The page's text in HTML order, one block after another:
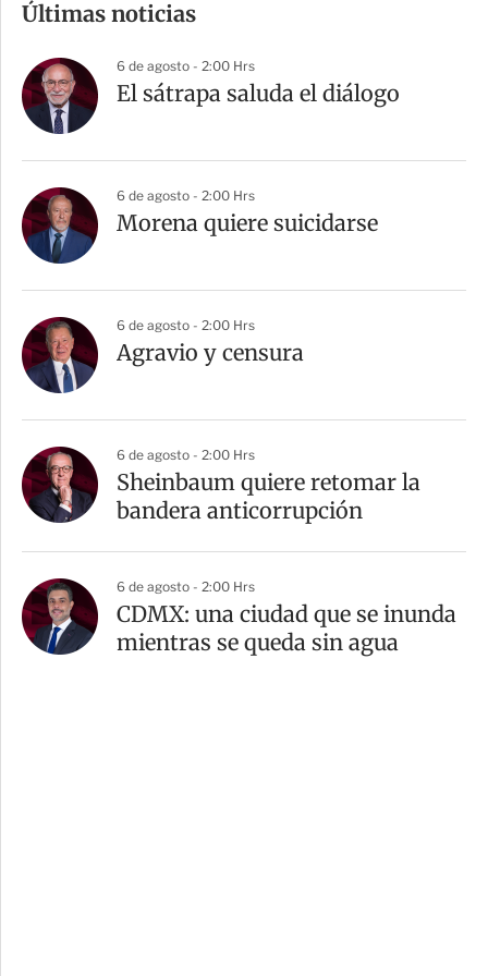
p
a
r
t
Últimas noticias
6 de agosto - 2:00 Hrs
El sátrapa saluda el diálogo
6 de agosto - 2:00 Hrs
Morena quiere suicidarse
6 de agosto - 2:00 Hrs
Agravio y censura
6 de agosto - 2:00 Hrs
Sheinbaum quiere retomar la
bandera anticorrupción
6 de agosto - 2:00 Hrs
CDMX: una ciudad que se inunda
mientras se queda sin agua